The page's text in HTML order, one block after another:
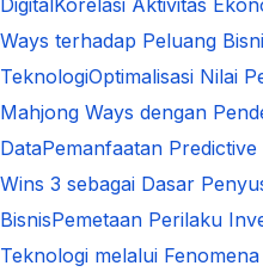
DigitalKorelasi Aktivitas
Ways terhadap Peluang
TeknologiOptimalisasi Nilai
Mahjong Ways dengan
DataPemanfaatan
Wins 3 sebagai Dasar
BisnisPemetaan Perilaku
Teknologi melalui